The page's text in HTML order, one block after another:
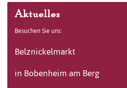
Aktuelles
Besuchen Sie uns:
Belznickelmarkt
in Bobenheim am Berg